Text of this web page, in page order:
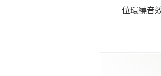
位環繞音